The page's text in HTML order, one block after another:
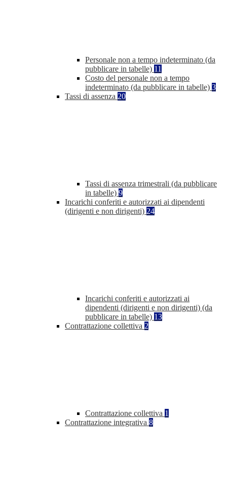
Personale non a tempo indeterminato (da
pubblicare in tabelle) 11
Costo del personale non a tempo
indeterminato (da pubblicare in tabelle) 3
Tassi di assenza 20
Tassi di assenza trimestrali (da pubblicare
in tabelle) 9
Incarichi conferiti e autorizzati ai dipendenti
(dirigenti e non dirigenti) 24
Incarichi conferiti e autorizzati ai
dipendenti (dirigenti e non dirigenti) (da
pubblicare in tabelle) 13
Contrattazione collettiva 2
Contrattazione collettiva 1
Contrattazione integrativa 8